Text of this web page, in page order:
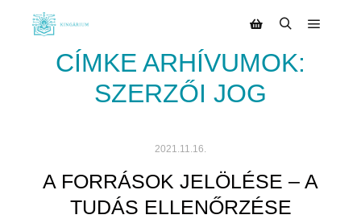
CÍMKE ARHÍVUMOK:
SZERZŐI JOG
2021.11.16.
A FORRÁSOK JELÖLÉSE – A
TUDÁS ELLENŐRZÉSE